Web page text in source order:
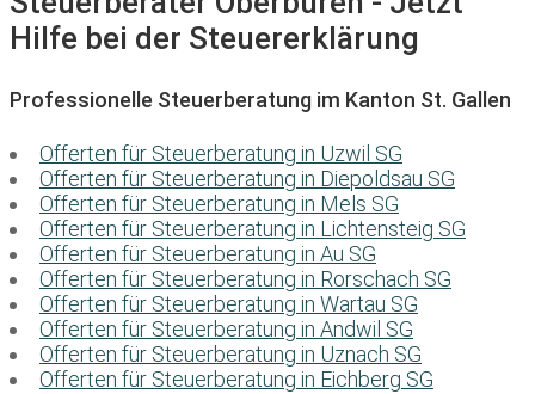
Hilfe bei der Steuererklärung
Professionelle Steuerberatung im Kanton St. Gallen
Offerten für Steuerberatung in Uzwil SG
Offerten für Steuerberatung in Diepoldsau SG
Offerten für Steuerberatung in Mels SG
Offerten für Steuerberatung in Lichtensteig SG
Offerten für Steuerberatung in Au SG
Offerten für Steuerberatung in Rorschach SG
Offerten für Steuerberatung in Wartau SG
Offerten für Steuerberatung in Andwil SG
Offerten für Steuerberatung in Uznach SG
Offerten für Steuerberatung in Eichberg SG